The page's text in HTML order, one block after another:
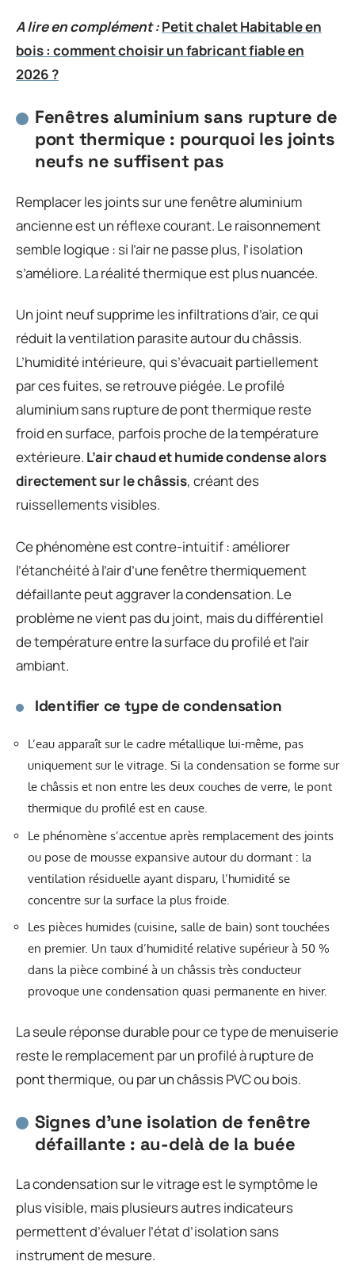
A lire en complément :Petit chalet Habitable en
bois : comment choisir un fabricant fiable en
2026 ?
Fenêtres aluminium sans rupture de
pont thermique : pourquoi les joints
neufs ne suffisent pas
Remplacer les joints sur une fenêtre aluminium
ancienne est un réflexe courant. Le raisonnement
semble logique : si l’air ne passe plus, l’isolation
s’améliore. La réalité thermique est plus nuancée.
Un joint neuf supprime les infiltrations d’air, ce qui
réduit la ventilation parasite autour du châssis.
L’humidité intérieure, qui s’évacuait partiellement
par ces fuites, se retrouve piégée. Le profilé
aluminium sans rupture de pont thermique reste
froid en surface, parfois proche de la température
extérieure. L’air chaud et humide condense alors
directement sur le châssis, créant des
ruissellements visibles.
Ce phénomène est contre-intuitif : améliorer
l’étanchéité à l’air d’une fenêtre thermiquement
défaillante peut aggraver la condensation. Le
problème ne vient pas du joint, mais du différentiel
de température entre la surface du profilé et l’air
ambiant.
Identifier ce type de condensation
L’eau apparaît sur le cadre métallique lui-même, pas
uniquement sur le vitrage. Si la condensation se forme sur
le châssis et non entre les deux couches de verre, le pont
thermique du profilé est en cause.
Le phénomène s’accentue après remplacement des joints
ou pose de mousse expansive autour du dormant : la
ventilation résiduelle ayant disparu, l’humidité se
concentre sur la surface la plus froide.
Les pièces humides (cuisine, salle de bain) sont touchées
en premier. Un taux d’humidité relative supérieur à 50 %
dans la pièce combiné à un châssis très conducteur
provoque une condensation quasi permanente en hiver.
La seule réponse durable pour ce type de menuiserie
reste le remplacement par un profilé à rupture de
pont thermique, ou par un châssis PVC ou bois.
Signes d’une isolation de fenêtre
défaillante : au-delà de la buée
La condensation sur le vitrage est le symptôme le
plus visible, mais plusieurs autres indicateurs
permettent d’évaluer l’état d’isolation sans
instrument de mesure.